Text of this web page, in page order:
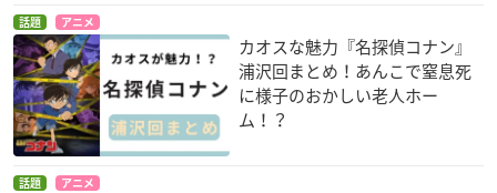
話題 アニメ
カオスな魅力『名探偵コナン』
浦沢回まとめ！あんこで窒息死
に様子のおかしい老人ホー
ム！？
話題 アニメ